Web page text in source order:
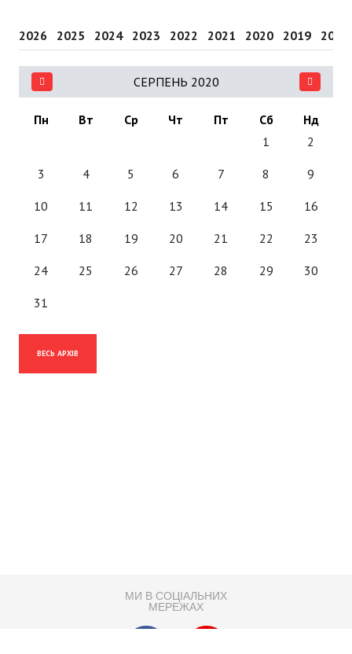
2026 2025 2024 2023 2022 2021 2020 2019 2018
СЕРПЕНЬ 2020
Пн Вт Ср Чт Пт Сб
Нд
1
2
3 4 5 6 7 8 9
10 11 12 13 14 15 16
17 18 19 20 21 22 23
24 25 26 27 28 29 30
31
ВЕСЬ АРХІВ
МИ В СОЦІАЛЬНИХ
МЕРЕЖАХ